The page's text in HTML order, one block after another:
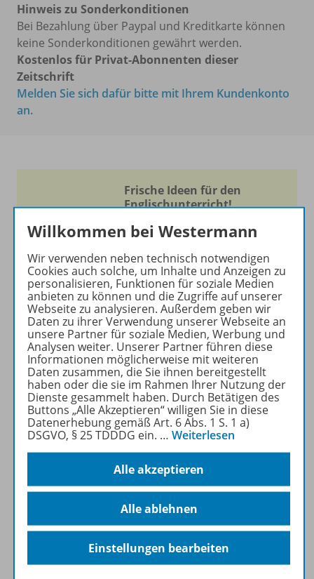
Hinweis zu Sonderkonditionen
Bei Bezahlung über Paypal und Kreditkarte können
keine Sonderkonditionen gewährt werden.
Kostenlos für Privat-Abonnenten dieser
Zeitschrift
Melden Sie sich dafür bitte mit Ihrem Kundenkonto
an.
Frische Ideen für den
Englischunterricht!
Ihr Wegweiser zu den
ENGLISCH:
zu den Abo-Angeboten
zum Zeitschriftenkiosk
zum Online-Archiv
Mehr zur Zeitschrift
Informationen
Weitere Inhalte der Ausgabe
Willkommen bei Westermann
Wir verwenden neben technisch notwendigen
Cookies auch solche, um Inhalte und Anzeigen zu
personalisieren, Funktionen für soziale Medien
anbieten zu können und die Zugriffe auf unserer
Webseite zu analysieren. Außerdem geben wir
Daten zu ihrer Verwendung unserer Webseite an
unsere Partner für soziale Medien, Werbung und
Analysen weiter. Unserer Partner führen diese
Informationen möglicherweise mit weiteren
Daten zusammen, die Sie ihnen bereitgestellt
haben oder die sie im Rahmen Ihrer Nutzung der
Dienste gesammelt haben. Durch Betätigen des
Buttons „Alle Akzeptieren“ willigen Sie in diese
Datenerhebung gemäß Art. 6 Abs. 1 S. 1 a)
DSGVO, § 25 TDDDG ein. … Weiterlesen
Alle akzeptieren
Alle ablehnen
Einstellungen bearbeiten